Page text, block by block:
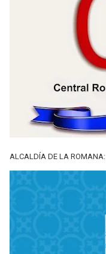
ALCALDÍA DE LA ROMANA: